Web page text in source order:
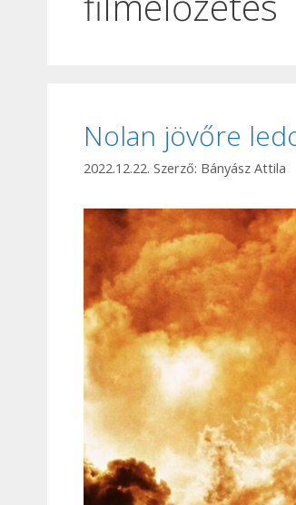
Nolan jövőre
2022.12.22. Szerző: Bányász Attila